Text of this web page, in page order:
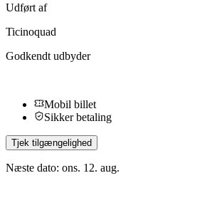
Udført af
Ticinoquad
Godkendt udbyder
Mobil billet
Sikker betaling
Tjek tilgængelighed
Næste dato: ons. 12. aug.